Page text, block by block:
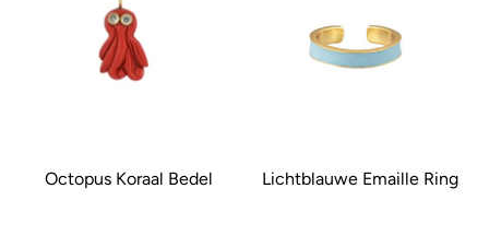
Octopus Koraal Bedel Lichtblauwe Emaille Ring